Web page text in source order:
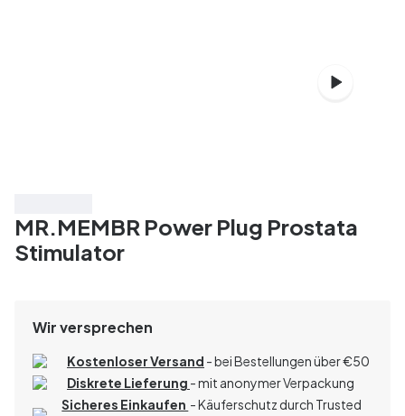
MR.MEMBR Power Plug Prostata
Stimulator
Wir versprechen
Kostenloser Versand - bei Bestellungen über€50
Diskrete Lieferung - mit anonymer Verpackung
Sicheres Einkaufen - Käuferschutz durch Trusted